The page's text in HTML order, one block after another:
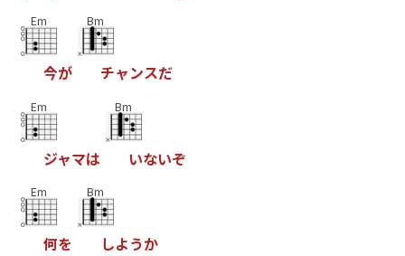
Em
今が
Bm
チャンスだ
Em
ジャマは
Bm
いないぞ
Em
何を
Bm
しようか